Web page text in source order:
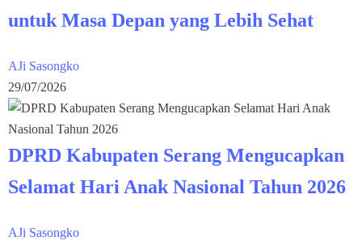
untuk Masa Depan yang Lebih Sehat
AJi Sasongko
29/07/2026
DPRD Kabupaten Serang Mengucapkan
Selamat Hari Anak Nasional Tahun 2026
AJi Sasongko